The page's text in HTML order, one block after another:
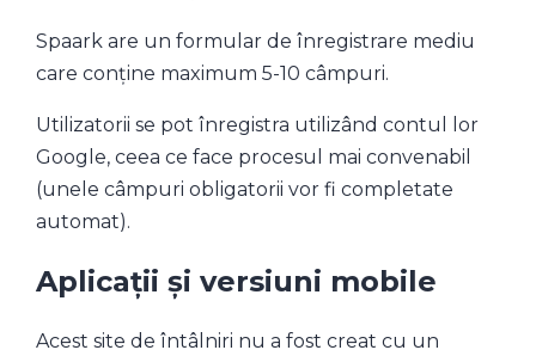
Spaark are un formular de înregistrare mediu
care conține maximum 5-10 câmpuri.
Utilizatorii se pot înregistra utilizând contul lor
Google, ceea ce face procesul mai convenabil
(unele câmpuri obligatorii vor fi completate
automat).
Aplicații și versiuni mobile
Acest site de întâlniri nu a fost creat cu un